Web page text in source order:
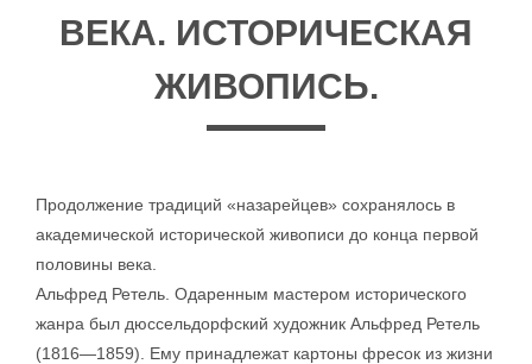
ВЕКА. ИСТОРИЧЕСКАЯ
ЖИВОПИСЬ.
Продолжение традиций «назарейцев» сохранялось в
академической исторической живописи до конца первой
половины века.
Альфред Ретель. Одаренным мастером исторического
жанра был дюссельдорфский художник Альфред Ретель
(1816—1859). Ему принадлежат картоны фресок из жизни